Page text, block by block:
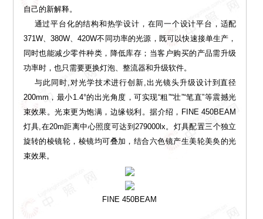
自己的新解释。
通过平台化的结构和热学设计，在同一个设计平台，适配
371W、380W、420W不同功率的光源，既可以快速接单生产，
同时也能减少零件种类，降低库存；当客户购买的产品需升级
功率时，也只需要更换灯泡、整流器和升级软件。
与此同时,对光学技术进行创新,出光镜头升级设计到直径
200mm，最小1.4°的出光角度，可实现“粗”“壮”“笔直”等震撼光
束效果。光束更为饱满，边缘锐利。据介绍，FINE 450BEAM
灯具,在20m距离中心照度可达到279000lx。灯具配置三个独立
旋转的棱镜轮，棱镜均可叠加，结合六色镜产生美轮美奂的光
束效果。
FINE 450BEAM